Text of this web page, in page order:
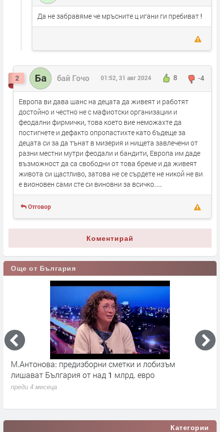
Да не забравяме че мръсните ц игани ги пребиват !
2 Ба бай Гочо 8 -4
01:52, 31 авг 2024
Европа ви дава шанс на децата да живеят и работят
достойно и честно не с мафиотски организации и
феодални фирмички, това което вие неможахте да
постигнете и дефакто опропастихте като бъдеще за
децата си за да тънат в мизерия и нищета завлечени от
разни местни мутри феодали и бандити, Европа им даде
възможност да са свободни от това бреме и да живеят
живота си щастливо, затова не се сърдете не никой не ви
е вионовен сами сте си виновни за всичко....
Отговор
Коментирай
Още от България
М.Антонова: предизборни сметки и лобизъм
лишават България от над 1 млрд. евро
преди 4 месеца
Категории